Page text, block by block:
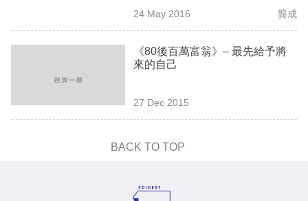
24 May 2016 龔成
《80後百萬富翁》– 最先給予將
來的自己
27 Dec 2015
BACK TO TOP